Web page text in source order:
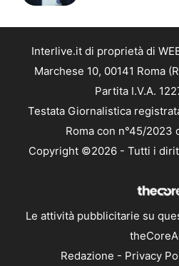
Interlive.it di proprietà di
Marchese 10, 00141 Roma
Partita I.V.A.
Testata Giornalistica
Roma con n°45/2023
Copyright ©2026 - Tutti i
Le attività pubblicitarie su
Redazione - Privacy